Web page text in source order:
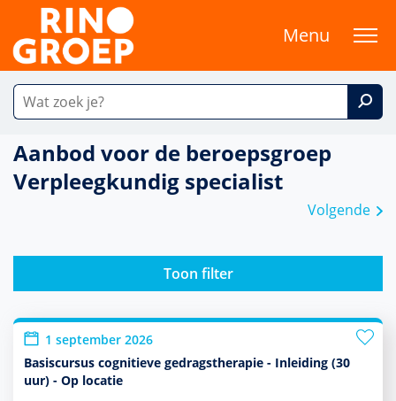
Menu
Aanbod voor de beroepsgroep
Verpleegkundig specialist
Volgende
Toon filter
1 september 2026
Basiscursus cognitieve gedragstherapie - Inleiding (30
uur) - Op locatie